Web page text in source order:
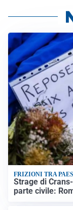
FRIZIONI TRA
Strage di
parte civile: